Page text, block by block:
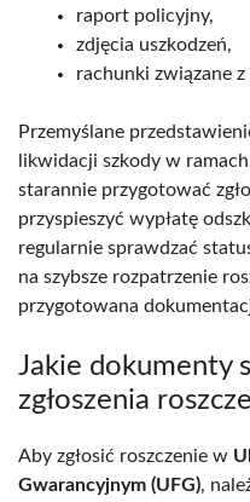
raport policyjny,
zdjęcia uszkodzeń,
rachunki związane
Przemyślane
likwidacji szkody w
starannie przygotować
przyspieszyć wypłatę
regularnie sprawdzać
na szybsze rozpatrzenie
przygotowana
Jakie dokumenty
zgłoszenia
Aby zgłosić roszczenie w
Gwarancyjnym (UFG),